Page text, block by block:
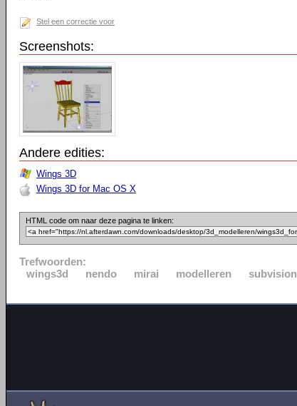
Stel een correctie voor
Screenshots:
Andere edities:
Wings 3D
Wings 3D for Mac OS X
HTML code om naar deze pagina te linken:
Trefwoorden:
wings3d
nendo mirai modelleren subvision